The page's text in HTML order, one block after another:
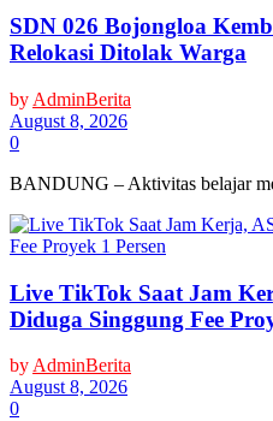
SDN 026 Bojongloa
Relokasi Ditolak Warga
by AdminBerita
August 8, 2026
0
BANDUNG – Aktivitas belajar
Live TikTok Saat Jam
Diduga Singgung Fee
by AdminBerita
August 8, 2026
0